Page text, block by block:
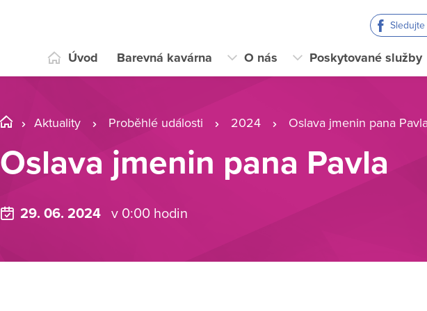
Úvod Barevná kavárna O nás Poskytované služby
Aktuality Proběhlé události 2024 Oslava jmenin pana
Oslava jmenin pana Pavla
29. 06. 2024 v 0:00 hodin